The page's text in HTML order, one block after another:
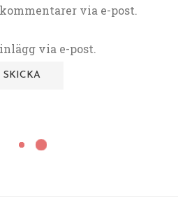
via e-post.
via e-post.